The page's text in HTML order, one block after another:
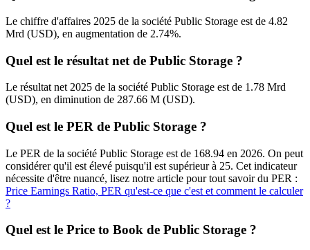
Le chiffre d'affaires 2025 de la société Public Storage est de 4.82
Mrd (USD), en augmentation de 2.74%.
Quel est le résultat net de Public Storage ?
Le résultat net 2025 de la société Public Storage est de 1.78 Mrd
(USD), en diminution de 287.66 M (USD).
Quel est le PER de Public Storage ?
Le PER de la société Public Storage est de 168.94 en 2026. On peut
considérer qu'il est élevé puisqu'il est supérieur à 25. Cet indicateur
nécessite d'être nuancé, lisez notre article pour tout savoir du PER :
Price Earnings Ratio, PER qu'est-ce que c'est et comment le calculer
?
Quel est le Price to Book de Public Storage ?